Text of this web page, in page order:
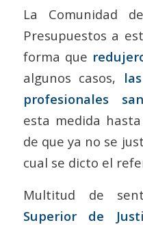
La Comunidad
Presupuestos a
forma que
algunos casos,
profesionales
esta medida
de que ya no se
cual se dicto el
Multitud de
Superior de